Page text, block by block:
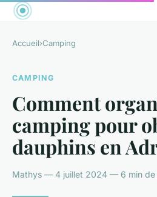
Accueil›Camping
CAMPING
Comment
camping pour
dauphins en
Mathys — 4 juillet 2024 — 6 min de